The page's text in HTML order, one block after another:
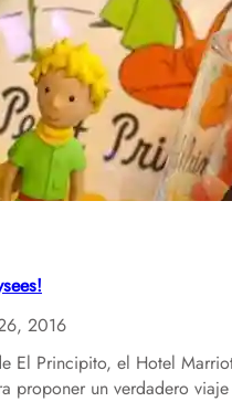
2016
El Principito, el Hotel
proponer un verdadero